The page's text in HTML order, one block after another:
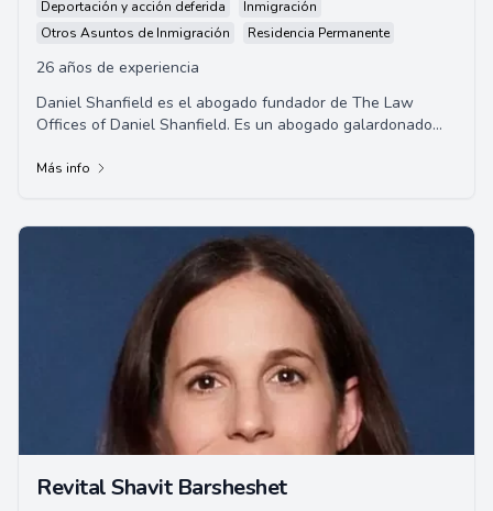
Deportación y acción deferida
Inmigración
Otros Asuntos de Inmigración
Residencia Permanente
26 años de experiencia
Daniel Shanfield es el abogado fundador de The Law
Offices of Daniel Shanfield. Es un abogado galardonado
Más info
Revital Shavit Barsheshet